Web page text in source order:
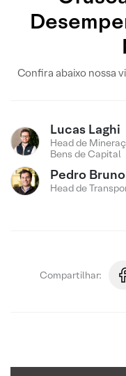
Confira abaixo nossa
Lucas Laghi
Head de
Bens de Capital
Pedro Bruno
Head de
Compartilhar: